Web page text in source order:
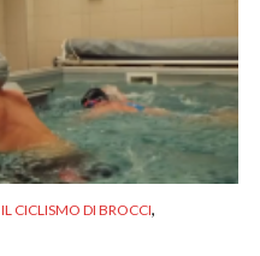
IL CICLISMO DI BROCCI,